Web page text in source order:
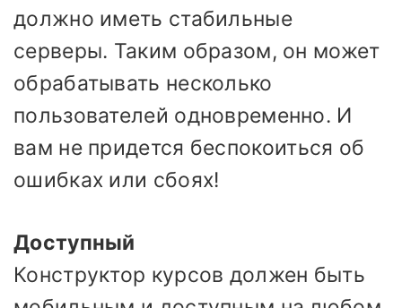
должно иметь стабильные
серверы. Таким образом, он может
обрабатывать несколько
пользователей одновременно. И
вам не придется беспокоиться об
ошибках или сбоях!
Доступный
Конструктор курсов должен быть